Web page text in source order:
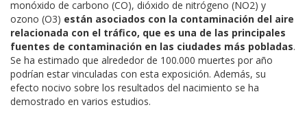
monóxido de carbono (CO), dióxido de nitrógeno (NO2) y
ozono (O3) están asociados con la contaminación del aire
relacionada con el tráfico, que es una de las principales
fuentes de contaminación en las ciudades más pobladas.
Se ha estimado que alrededor de 100.000 muertes por año
podrían estar vinculadas con esta exposición. Además, su
efecto nocivo sobre los resultados del nacimiento se ha
demostrado en varios estudios.